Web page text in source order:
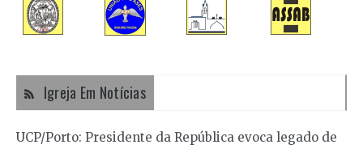
Igreja Em Notícias
UCP/Porto: Presidente da República evoca legado de